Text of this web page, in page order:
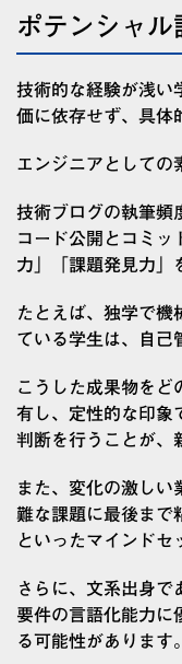
ポテンシャル
技術的な経験が浅い
価に依存せず、具体
エンジニアとしての
技術ブログの執筆頻
コード公開とコミッ
力」「課題発見力」
たとえば、独学で機
ている学生は、自己
こうした成果物をど
有し、定性的な印象
判断を行うことが、
また、変化の激しい
難な課題に最後まで
といったマインドセ
さらに、文系出身で
要件の言語化能力に
る可能性があります。